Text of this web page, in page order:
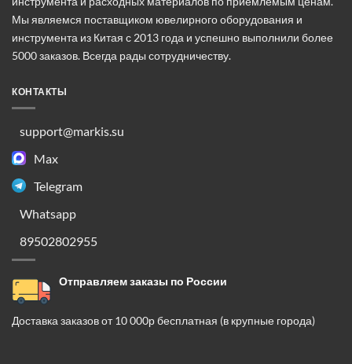
Мы являемся поставщиком ювелирного оборудования и
инструмента из Китая с 2013 года и успешно выполнили более
5000 заказов. Всегда рады сотрудничеству.
КОНТАКТЫ
support@markis.su
Max
Telegram
Whatsapp
89502802955
Отправляем заказы по России
Доставка заказов от 10 000р бесплатная (в крупные города)